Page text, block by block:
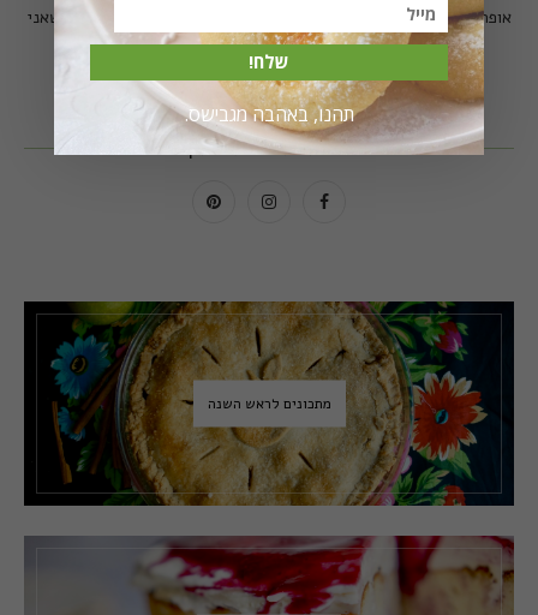
אופה, מבשלת, משוטטת, מצלמת. וכאן אשמח לחלוק איתכם את מה שאני
אוהבת.קרא עוד...
תמצאו אותי גם כאן
מתכונים לראש השנה
שלח!
תהנו, באהבה מגבישס.